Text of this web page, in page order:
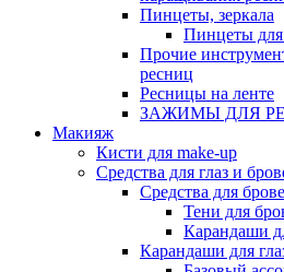
Пинцеты, зеркала
Пинцеты
Прочие
ресниц
Ресницы на ленте
ЗАЖИМЫ ДЛЯ
Макияж
Кисти для make-up
Средства для глаз и
Средства для
Тени для
Карандаши
Карандаши для